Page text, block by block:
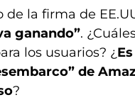
de la firma de
ganando”.
los usuarios? ¿
de
?